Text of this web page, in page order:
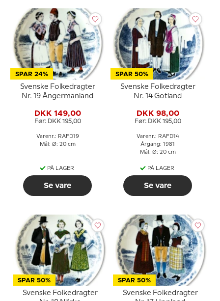
SPAR 24%
Svenske Folkedragter
Nr. 19 Ångermanland
DKK 149,00
Før: DKK 195,00
Varenr.: RAFD19
Mål: Ø: 20 cm
PÅ LAGER
Se vare
SPAR 50%
Svenske Folkedragter
Nr. 14 Gotland
DKK 98,00
Før: DKK 195,00
Varenr.: RAFD14
Årgang: 1981
Mål: Ø: 20 cm
PÅ LAGER
Se vare
SPAR 50%
Svenske Folkedragter
SPAR 50%
Svenske Folkedragter